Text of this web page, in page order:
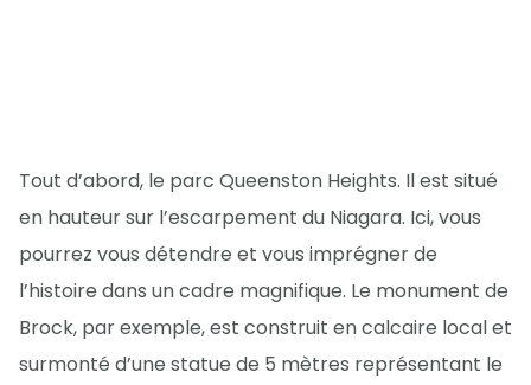
Tout d’abord, le parc Queenston Heights. Il est situé
en hauteur sur l’escarpement du Niagara. Ici, vous
pourrez vous détendre et vous imprégner de
l’histoire dans un cadre magnifique. Le monument de
Brock, par exemple, est construit en calcaire local et
surmonté d’une statue de 5 mètres représentant le